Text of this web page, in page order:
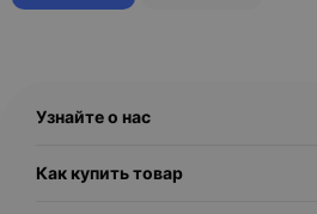
Узнайте о нас
Как купить товар